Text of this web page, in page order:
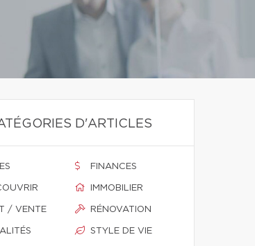
D'ARTICLES
/ VENTE
FINANCES
IMMOBILIER
RÉNOVATION
STYLE DE VIE